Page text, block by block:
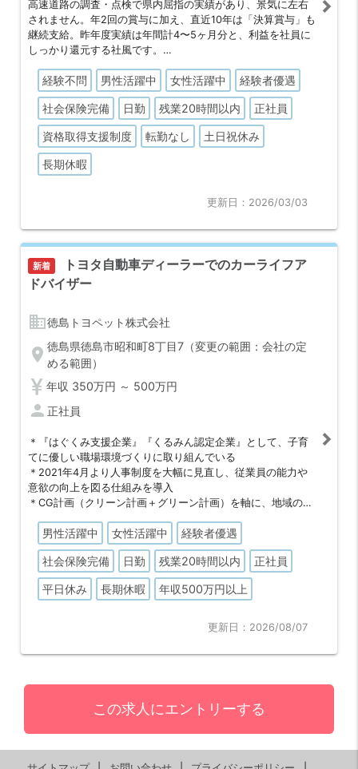
高速道路の調査・点検で県内屈指の実績があり、景気に左右
されません。年2回の賞与に加え、直近10年は「決算賞与」も
継続支給。昨年度実績は年間計4〜5ヶ月分と、利益を社員に
しっかり還元する社風です。
【仕事もプライベートも諦めない『超ホワイト』な環境】
ユースエール認定企業であり、有給休暇の平均取得実績は
「18.4日」。残業も月平均10時間程度と少なく、オンオフの
切り替えが明確です。実際に女性社員も2名活躍しており、長
く働ける環境が証明されています。
【将来の幹部候補としてのキャリアパス】
ント層育成を見据えた採用です。資格取得支援制度も充実し
てキャリアを築けます。
経験不問 男性活躍中 女性活躍中 経験者優遇
社会保険完備 日勤 残業20時間以内 正社員
資格取得支援制度 転勤なし 土日祝休み
長期休暇
更新日：2026/03/03
新着
トヨタ自動車ディーラーでのカーライフア
ドバイザー
business徳島トヨペット株式会社
location_on徳島県徳島市昭和町8丁目7（変更の範囲：会社の定
める範囲）
年収 350万円 ～ 500万円
person正社員
＊『はぐくみ支援企業』『くるみん認定企業』として、子育
てに優しい職場環境づくりに取り組んでいる
＊2021年4月より人事制度を大幅に見直し、従業員の能力や
意欲の向上を図る仕組みを導入
＊CG計画（クリーン計画＋グリーン計画）を軸に、地域の美
活動に取り組んでいる
男性活躍中 女性活躍中 経験者優遇
社会保険完備 日勤 残業20時間以内 正社員
平日休み 長期休暇 年収500万円以上
更新日：2026/08/07
この求人にエントリーする